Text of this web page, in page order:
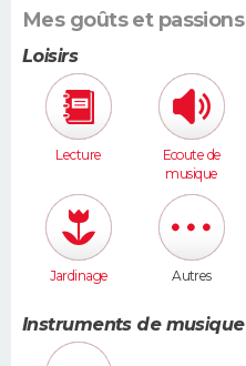
Mes goûts et passions
Loisirs
Lecture
Ecoute de
musique
Jardinage Autres
Instruments de musique